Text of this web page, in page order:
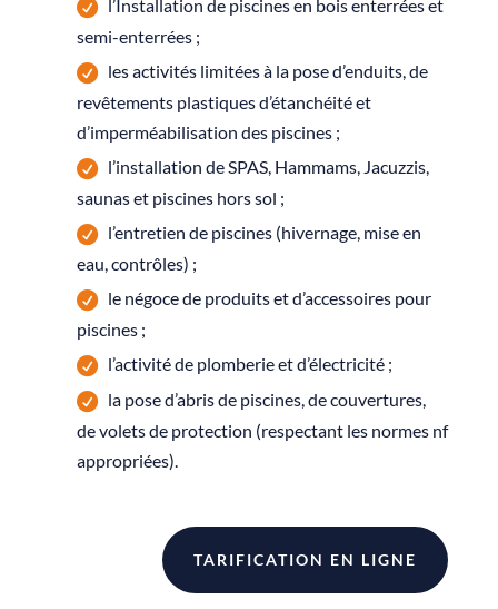
l’Installation de piscines en bois enterrées et
semi-enterrées ;
les activités limitées à la pose d’enduits, de
revêtements plastiques d’étanchéité et
d’imperméabilisation des piscines ;
l’installation de SPAS, Hammams, Jacuzzis,
saunas et piscines hors sol ;
l’entretien de piscines (hivernage, mise en
eau, contrôles) ;
le négoce de produits et d’accessoires pour
piscines ;
l’activité de plomberie et d’électricité ;
la pose d’abris de piscines, de couvertures,
de volets de protection (respectant les normes nf
appropriées).
TARIFICATION EN LIGNE